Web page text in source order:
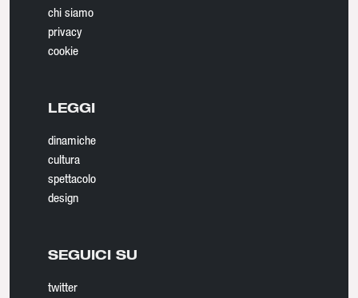
chi siamo
privacy
cookie
LEGGI
dinamiche
cultura
spettacolo
design
SEGUICI SU
twitter